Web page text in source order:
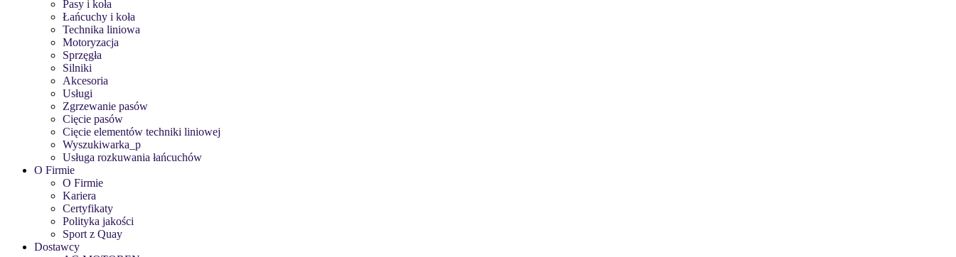
Pasy i koła
Łańcuchy i koła
Technika liniowa
Motoryzacja
Sprzęgła
Silniki
Akcesoria
Usługi
Zgrzewanie pasów
Cięcie pasów
Cięcie elementów techniki liniowej
Wyszukiwarka_p
Usługa rozkuwania łańcuchów
O Firmie
O Firmie
Kariera
Certyfikaty
Polityka jakości
Sport z Quay
Dostawcy